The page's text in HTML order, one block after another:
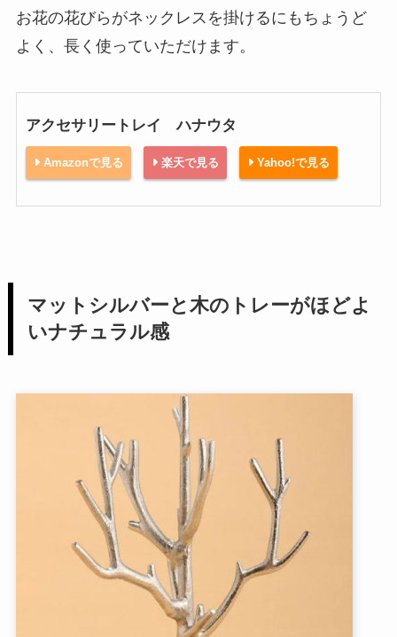
お花の花びらがネックレスを掛けるにもちょうど
よく、長く使っていただけます。
アクセサリートレイ ハナウタ
Amazonで見る 楽天で見る Yahoo!で見る
マットシルバーと木のトレーがほどよ
いナチュラル感